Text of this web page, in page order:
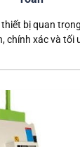
bị quan
chính xác và tối
các quy trình